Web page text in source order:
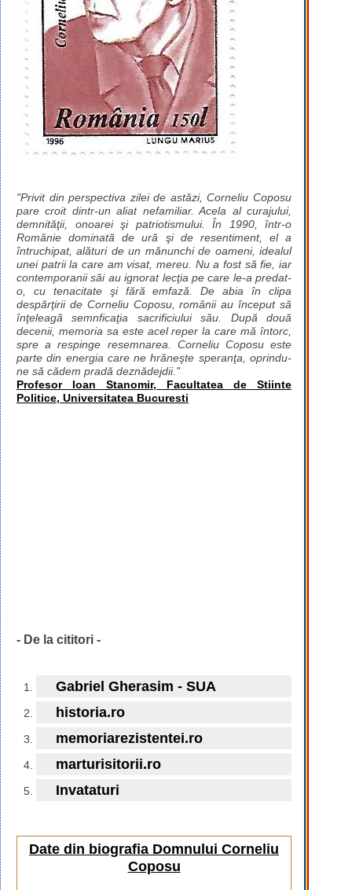
"Privit din perspectiva zilei de astăzi, Corneliu Coposu
pare croit dintr-un aliat nefamiliar. Acela al curajului,
demnităţii, onoarei şi patriotismului. În 1990, într-o
Românie dominată de ură şi de resentiment, el a
întruchipat, alături de un mănunchi de oameni, idealul
unei patrii la care am visat, mereu. Nu a fost să fie, iar
contemporanii săi au ignorat lecţia pe care le-a predat-
o, cu tenacitate şi fără emfază. De abia în clipa
despărţirii de Corneliu Coposu, românii au început să
înţeleagă semnficaţia sacrificiului său. După două
decenii, memoria sa este acel reper la care mă întorc,
spre a respinge resemnarea. Corneliu Coposu este
parte din energia care ne hrăneşte speranţa, oprindu-
ne să cădem pradă deznădejdii."
Profesor Ioan Stanomir, Facultatea de Stiinte
Politice, Universitatea Bucuresti
- De la cititori -
Gabriel Gherasim - SUA
historia.ro
memoriarezistentei.ro
marturisitorii.ro
Invataturi
Date din biografia Domnului Corneliu
Coposu